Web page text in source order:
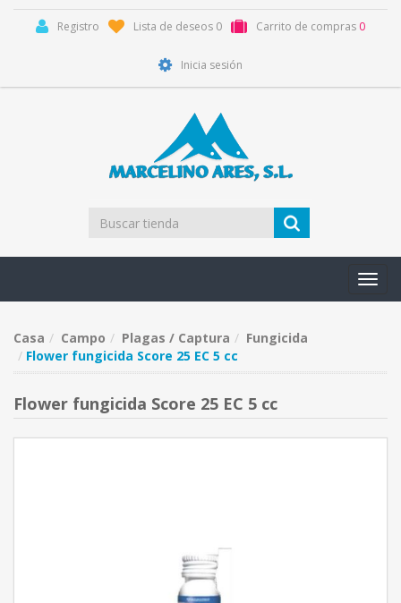
Registro Lista de deseos 0 Carrito de compras 0
Inicia sesión
Casa Campo Plagas / Captura
Fungicida
Flower fungicida Score 25 EC 5 cc
Flower fungicida Score 25 EC 5 cc